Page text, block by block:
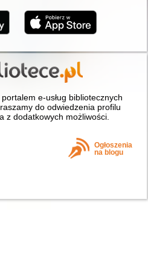
e-usług bibliotecznych
do odwiedzenia profilu
z dodatkowych możliwości.
Ogłoszenia
na blogu